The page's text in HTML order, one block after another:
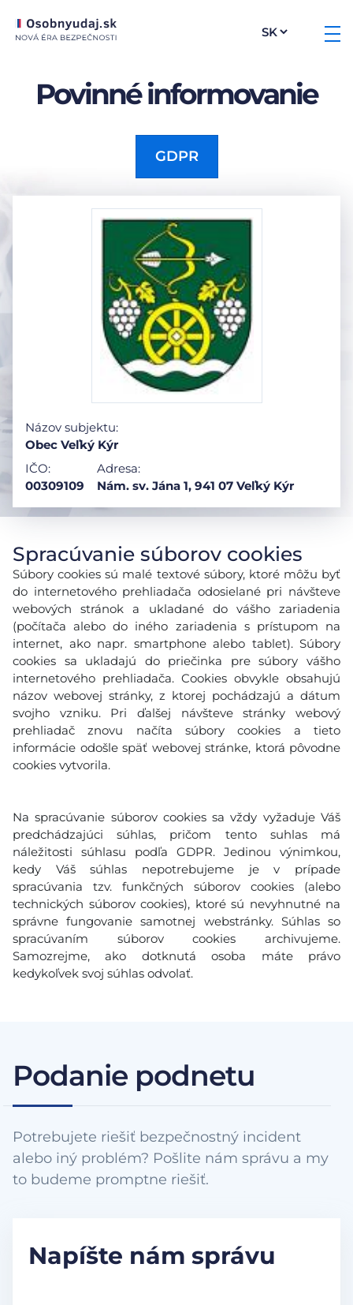
Povinné informovanie
GDPR
Názov subjektu:
Obec Veľký Kýr
IČO:
00309109
Adresa:
Nám. sv. Jána 1, 941 07 Veľký Kýr
Spracúvanie súborov cookies
Súbory cookies sú malé textové súbory, ktoré môžu byť
do internetového prehliadača odosielané pri návšteve
webových stránok a ukladané do vášho zariadenia
(počítača alebo do iného zariadenia s prístupom na
internet, ako napr. smartphone alebo tablet). Súbory
cookies sa ukladajú do priečinka pre súbory vášho
internetového prehliadača. Cookies obvykle obsahujú
názov webovej stránky, z ktorej pochádzajú a dátum
svojho vzniku. Pri ďalšej návšteve stránky webový
prehliadač znovu načíta súbory cookies a tieto
informácie odošle späť webovej stránke, ktorá pôvodne
cookies vytvorila.
Na spracúvanie súborov cookies sa vždy vyžaduje Váš
predchádzajúci súhlas, pričom tento suhlas má
náležitosti súhlasu podľa GDPR. Jedinou výnimkou,
kedy Váš súhlas nepotrebujeme je v prípade
spracúvania tzv. funkčných súborov cookies (alebo
technických súborov cookies), ktoré sú nevyhnutné na
správne fungovanie samotnej webstránky. Súhlas so
spracúvaním súborov cookies archivujeme.
Samozrejme, ako dotknutá osoba máte právo
kedykoľvek svoj súhlas odvolať.
Podanie podnetu
Potrebujete riešiť bezpečnostný incident
alebo iný problém? Pošlite nám správu a my
to budeme promptne riešiť.
Napíšte nám správu